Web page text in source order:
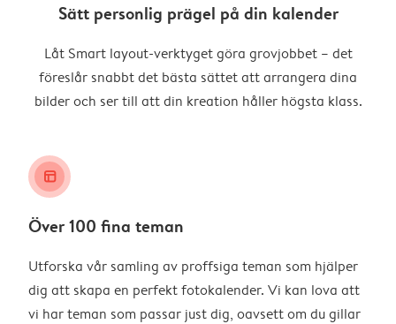
Sätt personlig prägel på din kalender
Låt Smart layout-verktyget göra grovjobbet – det
föreslår snabbt det bästa sättet att arrangera dina
bilder och ser till att din kreation håller högsta klass.
layout_alt
Över 100 fina teman
Utforska vår samling av proffsiga teman som hjälper
dig att skapa en perfekt fotokalender. Vi kan lova att
vi har teman som passar just dig, oavsett om du gillar